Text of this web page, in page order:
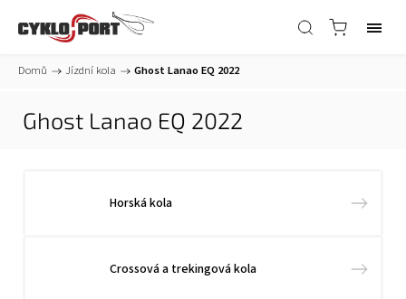
Domů / Jízdní kola / Ghost Lanao EQ 2022
Ghost Lanao EQ 2022
Horská kola
Crossová a trekingová kola